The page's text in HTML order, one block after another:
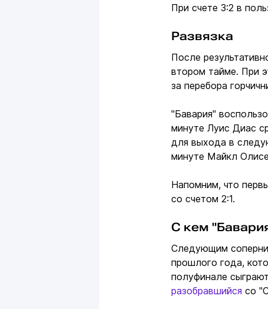
При счете 3:2 в
Развязка
После
втором тайме. При
за перебора
"Бавария"
минуте Луис Диас
для выхода в
минуте Майкл
Напомним, что
со счетом 2:1.
С кем
Следующим
прошлого года,
полуфинале
разобравшийся со